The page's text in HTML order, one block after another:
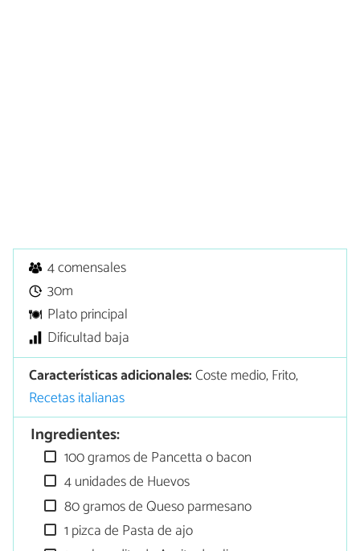
4 comensales
30m
Plato principal
Dificultad baja
Características adicionales:Coste medio, Frito,
Recetas italianas
Ingredientes:
100 gramos de Pancetta o bacon
4 unidades de Huevos
80 gramos de Queso parmesano
1 pizca de Pasta de ajo